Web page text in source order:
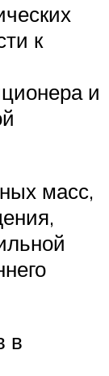
к
и
масс,
в